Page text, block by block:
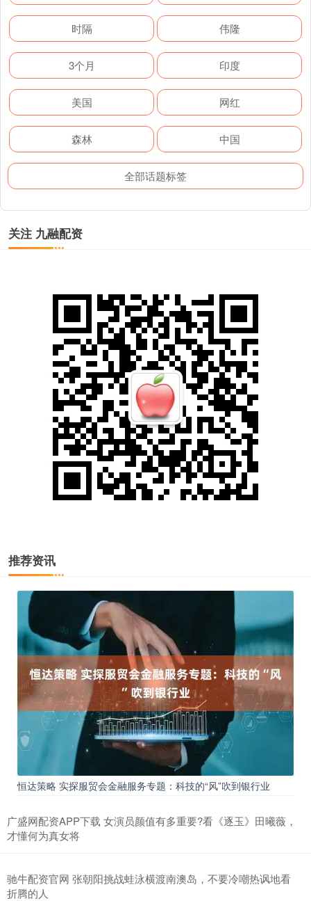
时隔 伟隆
3个月 印度
美国 网红
森林 中国
全部话题标签
关注 九融配资
推荐资讯
恒达策略 实探服贸会金融服务专题：科技的“风”吹到银行业
广盛网配资APP下载 女演员颜值有多重要?看《逐玉》田曦薇，
才懂何为真女将
驰牛配资官网 张朝阳挑战蛙泳横渡南澳岛，不要冷嘲热讽地看
折腾的人